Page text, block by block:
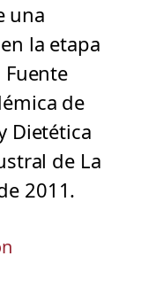
una
la etapa
de
Dietética
de La
2011.